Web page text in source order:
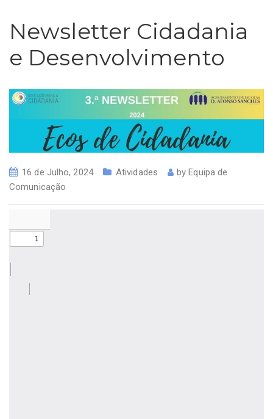
Newsletter Cidadania
e Desenvolvimento
16 de Julho, 2024 Atividades byEquipa de
Comunicação